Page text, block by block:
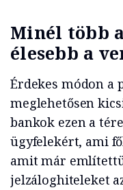
Minél több
élesebb a
Érdekes módon a
meglehetősen
bankok ezen a
ügyfelekért, ami
amit már
jelzáloghiteleket